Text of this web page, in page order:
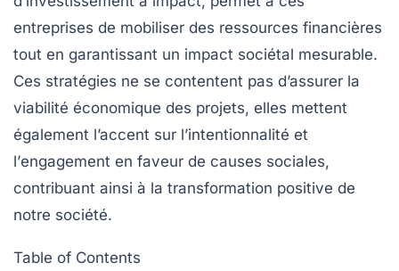
entreprises de mobiliser des ressources financières
tout en garantissant un impact sociétal mesurable.
Ces stratégies ne se contentent pas d’assurer la
viabilité économique des projets, elles mettent
également l’accent sur l’intentionnalité et
l’engagement en faveur de causes sociales,
contribuant ainsi à la transformation positive de
notre société.
Table of Contents